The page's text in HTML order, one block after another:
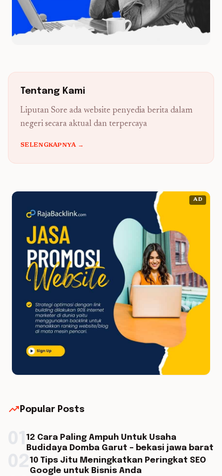
Tentang Kami
Liputan Sore ada website penyedia berita dalam
negeri secara aktual dan terpercaya
SELENGKAPNYA →
AD
trending_up Popular Posts
12 Cara Paling Ampuh Untuk Usaha
Budidaya Domba Garut – bekasi jawa barat
10 Tips Jitu Meningkatkan Peringkat SEO
Google untuk Bisnis Anda